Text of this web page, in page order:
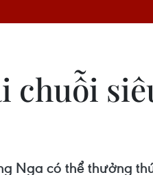
chuỗi
Nga có thể thưởng